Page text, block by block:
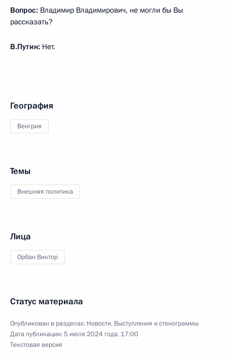
Вопрос: Владимир Владимирович, не могли бы Вы
рассказать?
В.Путин: Нет.
География
Венгрия
Темы
Внешняя политика
Лица
Орбан Виктор
Статус материала
Опубликован в разделах: Новости, Выступления и стенограммы
Дата публикации:5 июля 2024 года, 17:00
Текстовая версия